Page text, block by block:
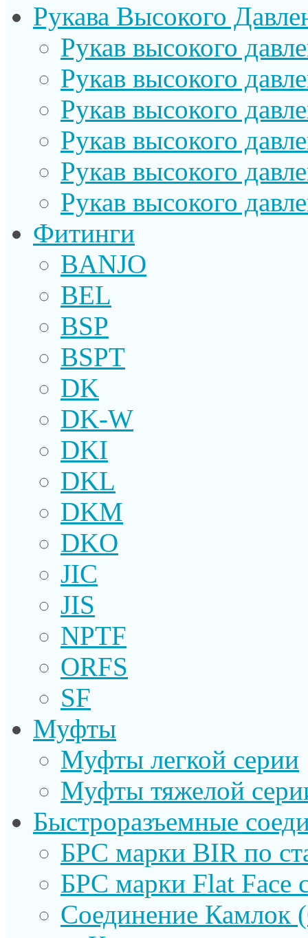
Рукава Высокого
Рукав выcокого
Рукав высокого
Рукав высокого
Рукав высокого
Рукав высокого
Рукав высокого
Фитинги
BANJO
BEL
BSP
BSPT
DK
DK-W
DKI
DKL
DKM
DKO
JIC
JIS
NPTF
ORFS
SF
Муфты
Муфты легкой серии
Муфты тяжелой
Быстроразъемные
БРС марки BIR по
БРС марки Flat Face
Соединение Камлок